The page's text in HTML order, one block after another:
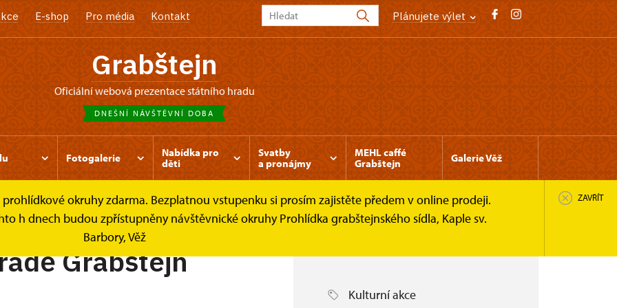
E-shop Pro média Kontakt Plánujete výlet
Grabštejn
oficiální webová prezentace státního hradu
DNEŠNÍ NÁVŠTĚVNÍ DOBA
Fotogalerie
Nabídka pro
děti
Svatby
a pronájmy
MEHL caffé
Grabštejn
Galerie Věž
okruhy zdarma. Bezplatnou vstupenku si prosím zajistěte předem v online prodeji.
h dnech budou zpřístupněny návštěvnické okruhy Prohlídka grabštejnského sídla, Kaple sv.
Barbory, Věž
ZAVŘÍT
Grabštejn
Kulturní akce